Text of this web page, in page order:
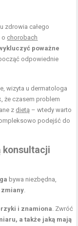
zdrowia całego
o chorobach
poważne
odpowiednie
wizyta u dermatologa
że czasem problem
z dietą – wtedy warto
podejść do
konsultacji
bywa niezbędna,
zmiany.
i znamiona. Zwróć
a także jaką mają